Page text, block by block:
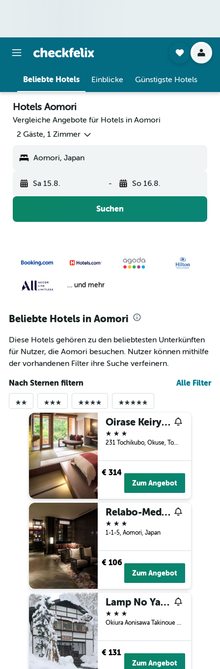
Beliebte Hotels Einblicke Günstigste Hotels
Hotels Aomori
Vergleiche Angebote für Hotels in Aomori
2 Gäste, 1 Zimmer
Aomori, Japan
Sa 15.8. - So 16.8.
Suchen
… und mehr
Beliebte Hotels in Aomori
Diese Hotels gehören zu den beliebtesten Unterkünften
für Nutzer, die Aomori besuchen. Nutzer können mithilfe
der vorhandenen Filter ihre Suche verfeinern.
Nach Sternen filtern Alle Filter
Oirase Keiryu Hotel by Hoshino Resorts
3 Sterne
231 Tochikubo, Okuse, Towada-Shi, Aomori, Japan
€ 314
Zum Angebot
Relabo-Medical Spa&stay-
3 Sterne
1-1-5, Aomori, Japan
€ 106
Zum Angebot
Lamp No Yado Aoni Onsen
3 Sterne
Okiura Aonisawa Takinoue 1-7, Aomori, Japan
€ 131
Zum Angebot